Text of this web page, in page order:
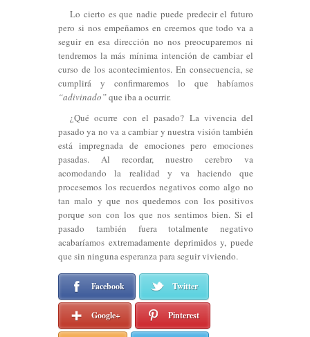
Lo cierto es que nadie puede predecir el futuro
pero si nos empeñamos en creernos que todo va a
seguir en esa dirección no nos preocuparemos ni
tendremos la más mínima intención de cambiar el
curso de los acontecimientos. En consecuencia, se
cumplirá y confirmaremos lo que habíamos
“adivinado”que iba a ocurrir.
¿Qué ocurre con el pasado? La vivencia del
pasado ya no va a cambiar y nuestra visión también
está impregnada de emociones pero emociones
pasadas. Al recordar, nuestro cerebro va
acomodando la realidad y va haciendo que
procesemos los recuerdos negativos como algo no
tan malo y que nos quedemos con los positivos
porque son con los que nos sentimos bien. Si el
pasado también fuera totalmente negativo
acabaríamos extremadamente deprimidos y, puede
que sin ninguna esperanza para seguir viviendo.
Facebook Twitter
Google+ Pinterest